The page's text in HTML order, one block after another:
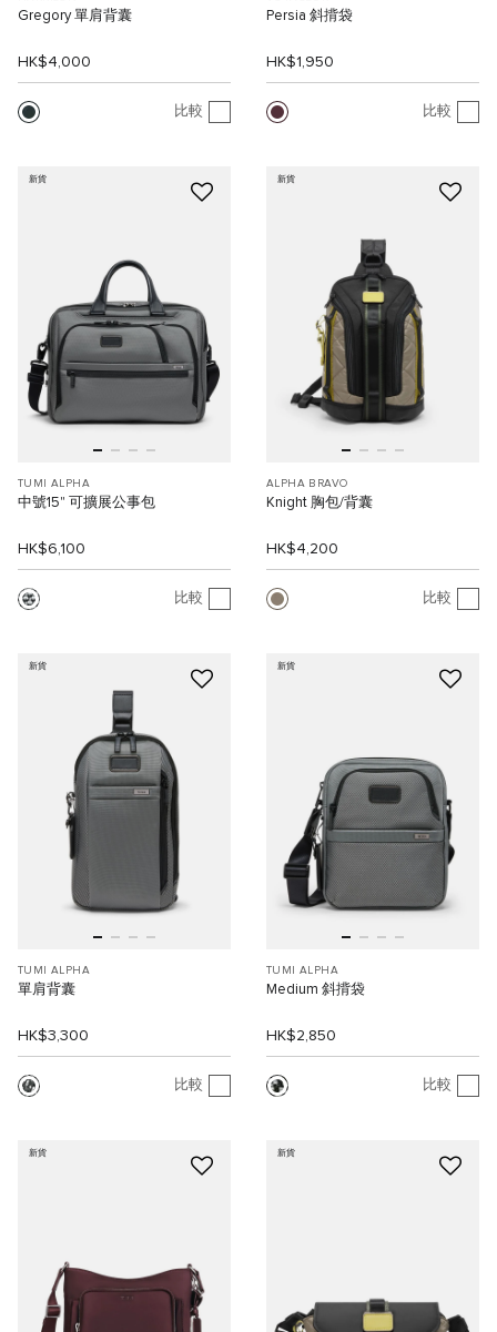
Gregory 單肩背囊
HK$4,000
比較
Persia 斜揹袋
HK$1,950
比較
新貨
TUMI ALPHA
中號15" 可擴展公事包
HK$6,100
比較
新貨
ALPHA BRAVO
Knight 胸包/背囊
HK$4,200
比較
新貨
TUMI ALPHA
單肩背囊
HK$3,300
比較
新貨
TUMI ALPHA
Medium 斜揹袋
HK$2,850
比較
新貨 新貨